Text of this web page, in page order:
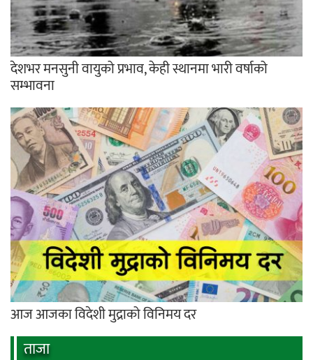
देशभर मनसुनी वायुको प्रभाव, केही स्थानमा भारी वर्षाको
सम्भावना
आज आजका विदेशी मुद्राको विनिमय दर
ताजा